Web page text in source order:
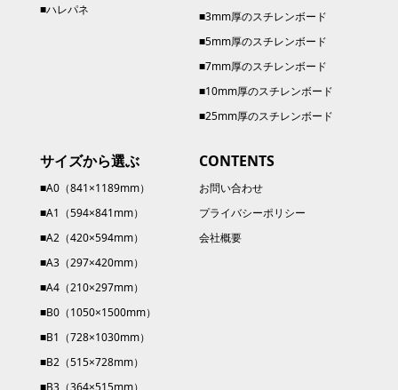
■ハレパネ
■3mm厚のスチレンボード
■5mm厚のスチレンボード
■7mm厚のスチレンボード
■10mm厚のスチレンボード
■25mm厚のスチレンボード
サイズから選ぶ
■A0（841×1189mm）
■A1（594×841mm）
■A2（420×594mm）
■A3（297×420mm）
■A4（210×297mm）
■B0（1050×1500mm）
■B1（728×1030mm）
■B2（515×728mm）
■B3（364×515mm）
CONTENTS
お問い合わせ
プライバシーポリシー
会社概要